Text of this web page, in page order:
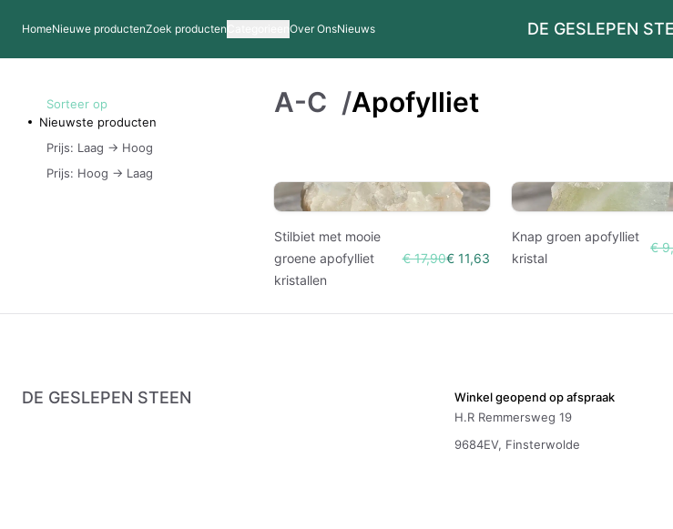
HomeNieuwe productenZoek producten Over OnsNieuws DE GESLEPEN
Sorteer op
Nieuwste producten
Prijs: Laag -> Hoog
Prijs: Hoog -> Laag
A-C /Apofylliet
Stilbiet met mooie
groene apofylliet
kristallen
€ 17,90€ 11,63
Knap groen apofylliet
kristal
€
DE GESLEPEN STEEN
Winkel geopend op afspraak
H.R Remmersweg 19
9684EV, Finsterwolde